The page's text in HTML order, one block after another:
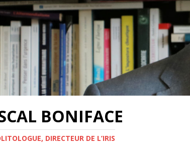
BONIFACE
DIRECTEUR DE L’IRIS